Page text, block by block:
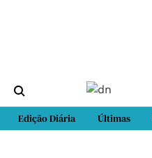
Edição Diária Últimas